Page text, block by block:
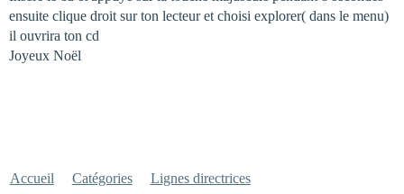
ensuite clique droit sur ton lecteur et choisi explorer( dans le menu)
il ouvrira ton cd
Joyeux Noël
Accueil Catégories Lignes directrices